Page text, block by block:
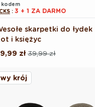
kodem
: 3 + 1 ZA DARMO
skarpetki do łydek
i księżyc
39,99 zł
zł
krój